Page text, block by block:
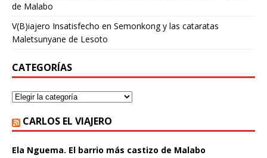
de Malabo
V(B)iajero Insatisfecho en Semonkong y las cataratas
Maletsunyane de Lesoto
CATEGORÍAS
CARLOS EL VIAJERO
Ela Nguema. El barrio más castizo de Malabo